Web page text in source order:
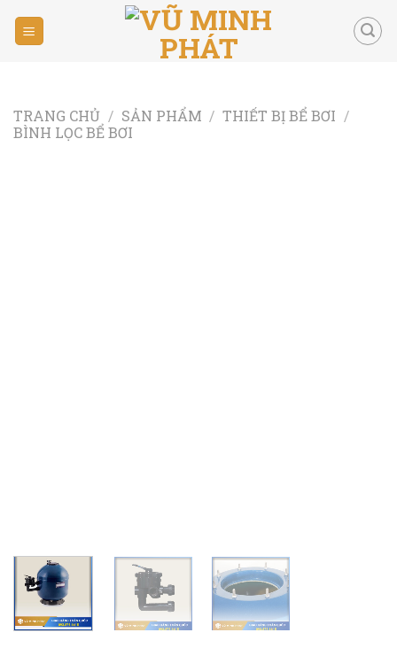
TRANG CHỦ / SẢN PHẨM / THIẾT BỊ BỂ BƠI /
BÌNH LỌC BỂ BƠI